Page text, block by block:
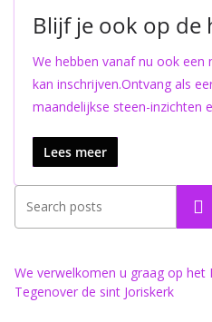
Blijf je ook op de
We hebben vanaf nu ook
kan inschrijven.Ontvang als
maandelijkse steen-inzichten
Lees meer
We verwelkomen u graag op het
Tegenover de sint Joriskerk